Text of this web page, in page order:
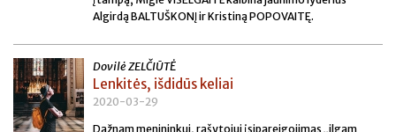
Algirdą BALTUŠKONĮ ir Kristiną POPOVAITĘ.
Dovilė ZELČIŪTĖ
Lenkitės, išdidūs keliai
2020-03-29
Dažnam menininkui, rašytojui įsipareigojimas „ilgam